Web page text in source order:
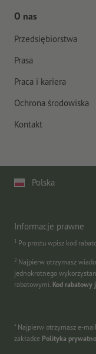
O nas
Przedsiębiorstwa
Prasa
Praca i kariera
Ochrona środowiska
Kontakt
Polska
Informacje prawne
1 Po prostu wpisz kod
2 Najpierw otrzymasz
jednokrotnego
rabatowymi. Kod rabatowy
* Najpierw otrzymasz e-
zakładce Polityka